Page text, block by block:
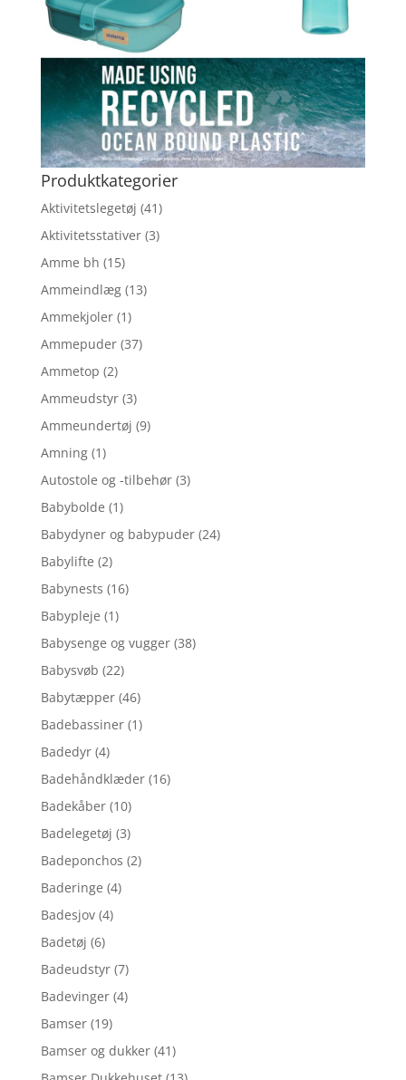
Produktkategorier
Aktivitetslegetøj (41)
Aktivitetsstativer (3)
Amme bh (15)
Ammeindlæg (13)
Ammekjoler (1)
Ammepuder (37)
Ammetop (2)
Ammeudstyr (3)
Ammeundertøj (9)
Amning (1)
Autostole og -tilbehør (3)
Babybolde (1)
Babydyner og babypuder (24)
Babylifte (2)
Babynests (16)
Babypleje (1)
Babysenge og vugger (38)
Babysvøb (22)
Babytæpper (46)
Badebassiner (1)
Badedyr (4)
Badehåndklæder (16)
Badekåber (10)
Badelegetøj (3)
Badeponchos (2)
Baderinge (4)
Badesjov (4)
Badetøj (6)
Badeudstyr (7)
Badevinger (4)
Bamser (19)
Bamser og dukker (41)